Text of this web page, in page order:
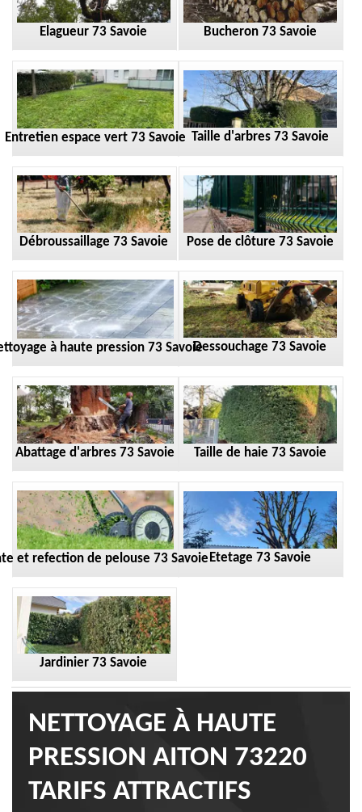
Elagueur 73 Savoie Bucheron 73 Savoie
Entretien espace vert 73 Savoie Taille d'arbres 73 Savoie
Débroussaillage 73 Savoie Pose de clôture 73 Savoie
à haute pression 73 SavoieDessouchage 73 Savoie
Abattage d'arbres 73 Savoie Taille de haie 73 Savoie
et refection de pelouse 73 Savoie Etetage 73 Savoie
Jardinier 73 Savoie
NETTOYAGE À HAUTE
PRESSION AITON 73220
TARIFS ATTRACTIFS